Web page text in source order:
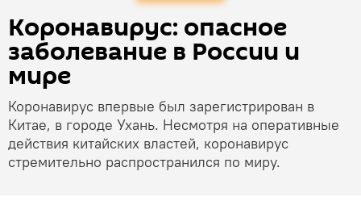
Коронавирус: опасное
заболевание в России и
мире
Коронавирус впервые был зарегистрирован в
Китае, в городе Ухань. Несмотря на оперативные
действия китайских властей, коронавирус
стремительно распространился по миру.